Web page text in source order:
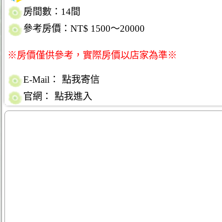
房間數：14間
參考房價：NT$ 1500～20000
※房價僅供參考，實際房價以店家為準※
E-Mail：
點我寄信
官網：
點我進入